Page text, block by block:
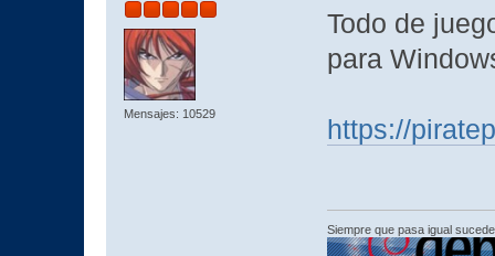
Mensajes: 10529
Todo de
para
https://
Siempre que pasa igual